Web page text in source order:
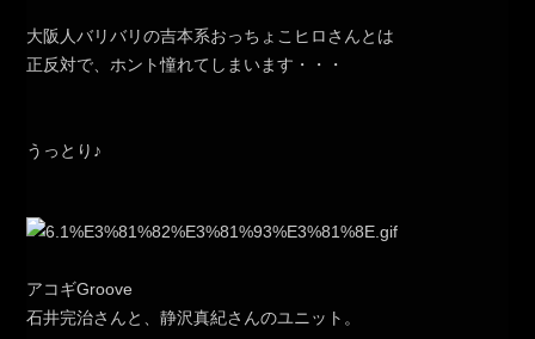
大阪人バリバリの吉本系おっちょこヒロさんとは
正反対で、ホント憧れてしまいます・・・
うっとり♪
アコギGroove
石井完治さんと、静沢真紀さんのユニット。